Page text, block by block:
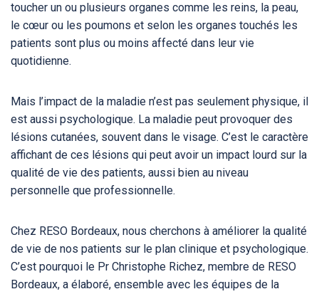
toucher un ou plusieurs organes comme les reins, la peau,
le cœur ou les poumons et selon les organes touchés les
patients sont plus ou moins affecté dans leur vie
quotidienne.
Mais l’impact de la maladie n’est pas seulement physique, il
est aussi psychologique. La maladie peut provoquer des
lésions cutanées, souvent dans le visage. C’est le caractère
affichant de ces lésions qui peut avoir un impact lourd sur la
qualité de vie des patients, aussi bien au niveau
personnelle que professionnelle.
Chez RESO Bordeaux, nous cherchons à améliorer la qualité
de vie de nos patients sur le plan clinique et psychologique.
C’est pourquoi le Pr Christophe Richez, membre de RESO
Bordeaux, a élaboré, ensemble avec les équipes de la